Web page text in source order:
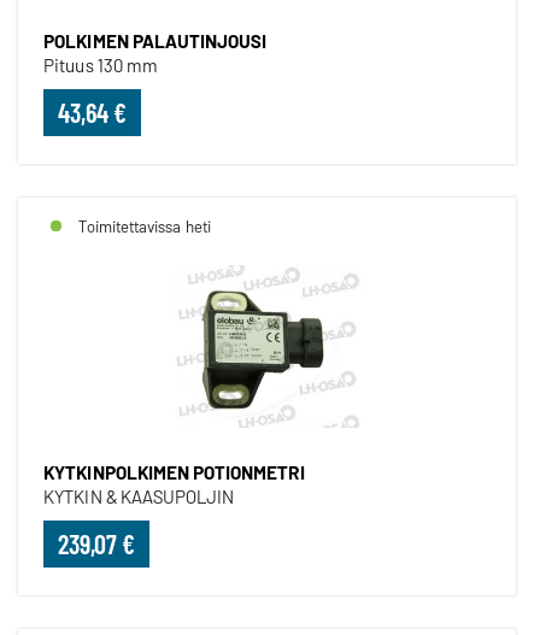
POLKIMEN PALAUTINJOUSI
Pituus 130 mm
43,64 €
Toimitettavissa heti
KYTKINPOLKIMEN POTIONMETRI
KYTKIN & KAASUPOLJIN
239,07 €